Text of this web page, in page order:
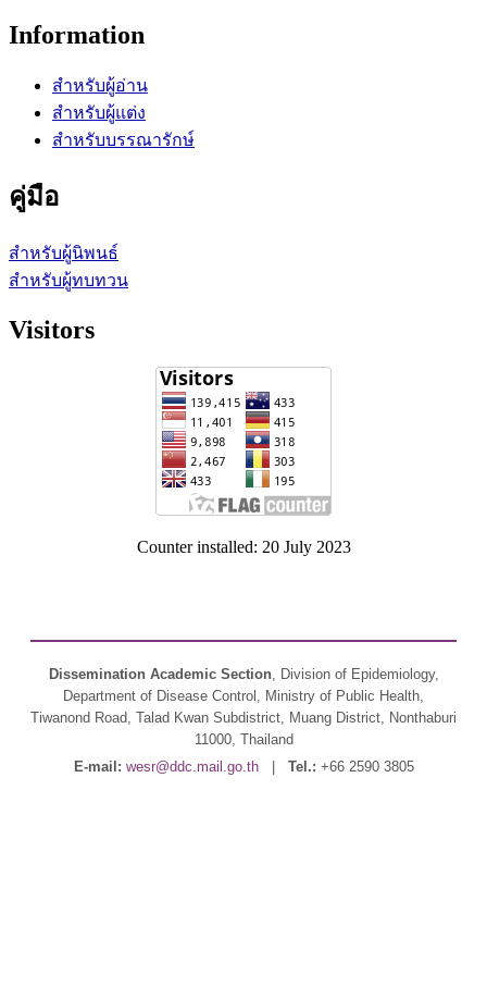
Information
สำหรับผู้อ่าน
สำหรับผู้แต่ง
สำหรับบรรณารักษ์
คู่มือ
สำหรับผู้นิพนธ์
สำหรับผู้ทบทวน
Visitors
Counter installed: 20 July 2023
Dissemination Academic Section, Division of Epidemiology,
Department of Disease Control, Ministry of Public Health,
Tiwanond Road, Talad Kwan Subdistrict, Muang District, Nonthaburi
11000, Thailand
E-mail: wesr@ddc.mail.go.th| Tel.: +66 2590 3805